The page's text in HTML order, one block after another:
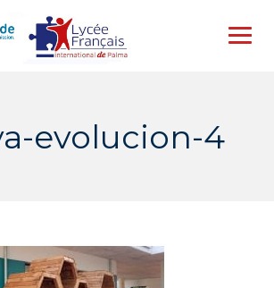
evolucion-4